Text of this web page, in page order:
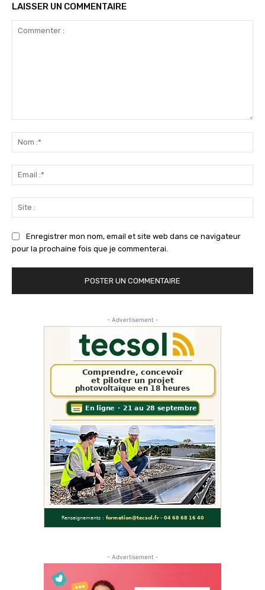
LAISSER UN COMMENTAIRE
Enregistrer mon nom, email et site web dans ce navigateur
pour la prochaine fois que je commenterai.
- Advertisement -
- Advertisement -